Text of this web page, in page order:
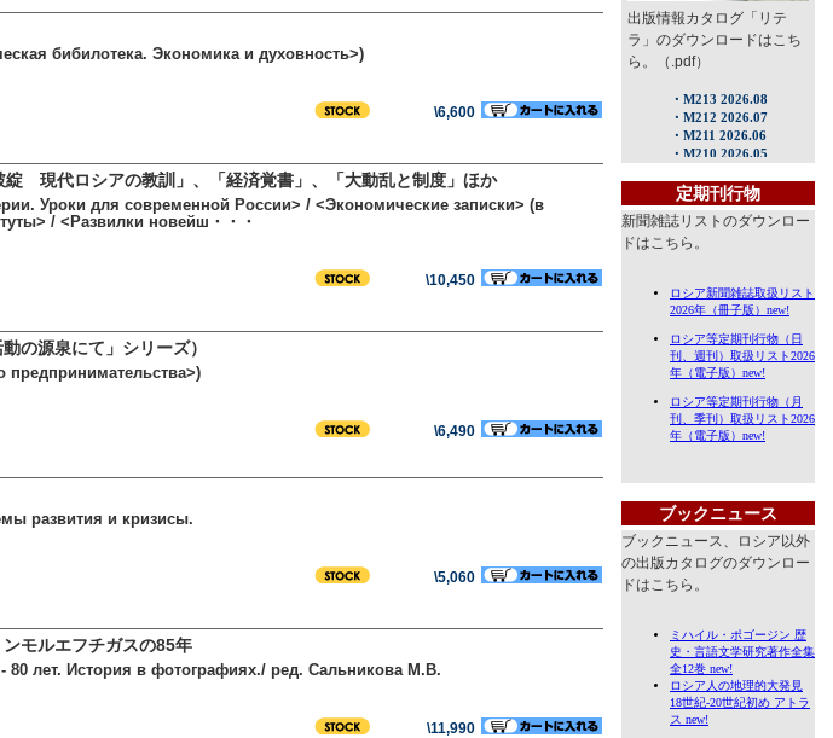
бибилотека. Экономика и духовность>)
\6,600
現代ロシアの教訓」、「経済覚書」、「大動乱と制度」ほか
Уроки для современной России> / <Экономические записки> (в
/ <Развилки новейш・・・
\10,450
源泉にて」シリーズ）
предпринимательства>)
\6,490
развития и кризисы.
\5,060
モルエフチガスの85年
лет. История в фотографиях./ ред. Сальникова М.В.
\11,990
出版情報カタログ「リテ
ラ」のダウンロードはこち
ら。（.pdf）
定期刊行物
新聞雑誌リストのダウンロー
ドはこちら。
ブックニュース
ブックニュース、ロシア以外
の出版カタログのダウンロー
ドはこちら。